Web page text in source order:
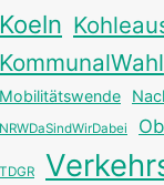
Koeln
KommunalWahl
Mobilitätswende
NRWDaSindWirDabei
TDGR